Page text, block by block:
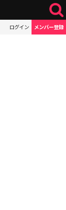
ログイン メンバー登録